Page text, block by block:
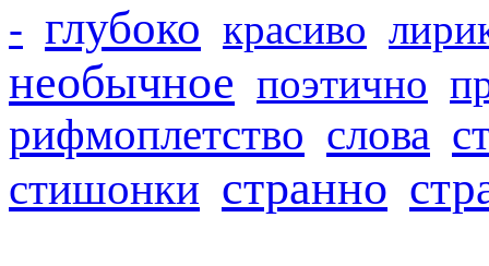
- глубоко красиво
необычное поэтично
рифмоплетство слова
стишонки странно